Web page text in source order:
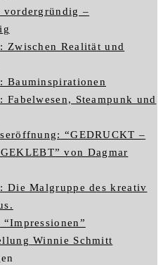
vordergründig –
Zwischen Realität und
Bauminspirationen
Fabelwesen, Steampunk und
“GEDRUCKT –
von Dagmar
Die Malgruppe des kreativ
Winnie Schmitt